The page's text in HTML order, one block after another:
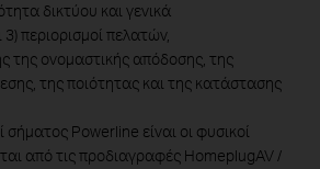
δικτύου και γενικά
περιορισμοί πελατών,
της ονομαστικής απόδοσης, της
της ποιότητας και της κατάστασης
σήματος Powerline είναι οι φυσικοί
από τις προδιαγραφές HomeplugAV /